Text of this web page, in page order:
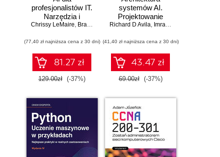
profesjonalistów IT.
Narzędzia i
techniki
produktywność
Chrissy LeMaire, Brandon Abshire
(77,40 zł najniższa cena z 30 dni)
81.27 zł
129.00zł (-37%)
systemów AI.
Projektowanie
skalowalnego i
oprogramowania
Richard D Avila, Imran Ahmad
(41,40 zł najniższa cena z 30 dni)
43.47 zł
69.00zł (-37%)